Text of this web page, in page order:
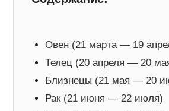
Овен (21 марта — 19
Телец (20 апреля — 20
Близнецы (21 мая — 20
Рак (21 июня — 22 июля)